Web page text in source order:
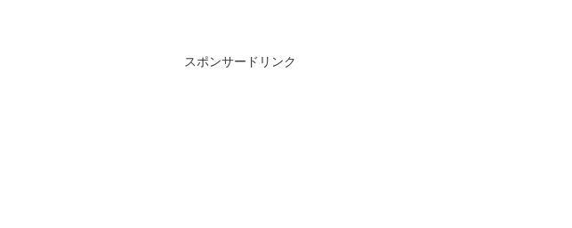
スポンサードリンク